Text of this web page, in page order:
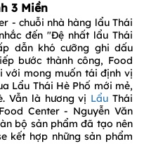
3 Miền
- chuỗi nhà hàng lẩu Thái
đến "Đệ nhất lẩu Thái
dẫn khó cưỡng ghi dấu
bước thành công, Food
với mong muốn tái định vị
Lẩu Thái Hè Phố mới mẻ,
Vẫn là hương vị LẩuThái
Center - Nguyễn Văn
bộ sản phẩm đã tạo nên
kết hợp những sản phẩm